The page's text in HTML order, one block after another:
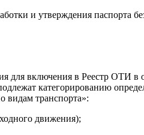
и утверждения паспорта
для включения в Реестр ОТИ
категорированию
видам транспорта»:
движения);